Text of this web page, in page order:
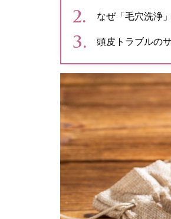
なぜ「毛穴洗浄
頭皮トラブルの